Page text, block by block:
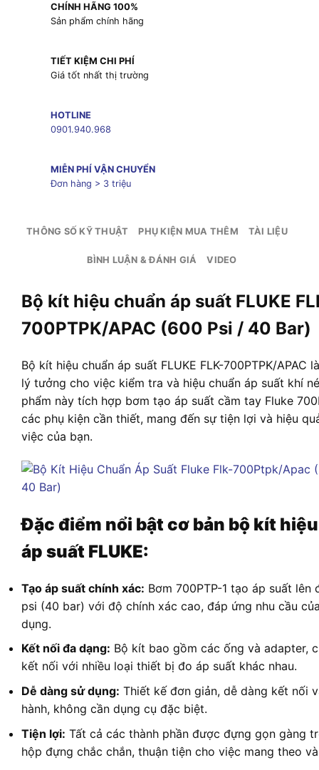
CHÍNH HÃNG 100%
Sản phẩm chính hãng
TIẾT KIỆM CHI PHÍ
Giá tốt nhất thị trường
HOTLINE
0901.940.968
MIỄN PHÍ VẬN CHUYỂN
Đơn hàng > 3 triệu
THÔNG SỐ KỸ THUẬT PHỤ KIỆN MUA THÊM TÀI LIỆU
BÌNH LUẬN & ĐÁNH GIÁ VIDEO
Bộ kít hiệu chuẩn áp suất FLUKE
700PTPK/APAC (600 Psi / 40 Bar)
Bộ kít hiệu chuẩn áp suất FLUKE FLK-700PTPK/APAC
lý tưởng cho việc kiểm tra và hiệu chuẩn áp suất khí
phẩm này tích hợp bơm tạo áp suất cầm tay Fluke
các phụ kiện cần thiết, mang đến sự tiện lợi và hiệu
việc của bạn.
Đặc điểm nổi bật cơ bản bộ kít
áp suất FLUKE:
Tạo áp suất chính xác: Bơm 700PTP-1 tạo áp suất lên
psi (40 bar) với độ chính xác cao, đáp ứng nhu cầu
dụng.
Kết nối đa dạng: Bộ kít bao gồm các ống và adapter,
kết nối với nhiều loại thiết bị đo áp suất khác nhau.
Dễ dàng sử dụng: Thiết kế đơn giản, dễ dàng kết nối
hành, không cần dụng cụ đặc biệt.
Tiện lợi: Tất cả các thành phần được đựng gọn gàng
hộp đựng chắc chắn, thuận tiện cho việc mang theo